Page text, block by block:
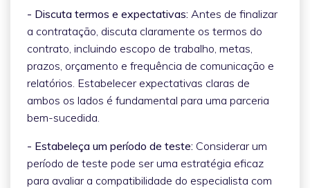
- Discuta termos e expectativas: Antes de finalizar
a contratação, discuta claramente os termos do
contrato, incluindo escopo de trabalho, metas,
prazos, orçamento e frequência de comunicação e
relatórios. Estabelecer expectativas claras de
ambos os lados é fundamental para uma parceria
bem-sucedida.
- Estabeleça um período de teste: Considerar um
período de teste pode ser uma estratégia eficaz
para avaliar a compatibilidade do especialista com